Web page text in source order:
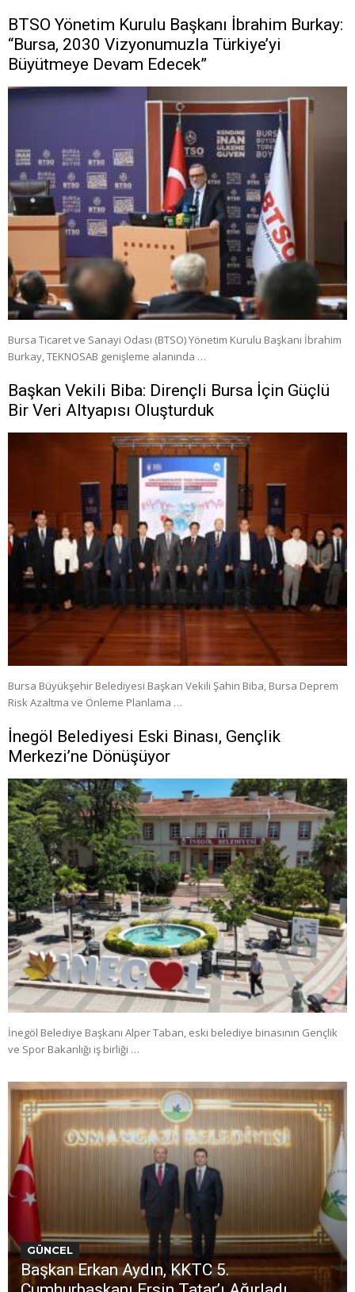
BTSO Yönetim Kurulu Başkanı İbrahim Burkay:
“Bursa, 2030 Vizyonumuzla Türkiye’yi
Büyütmeye Devam Edecek”
Bursa Ticaret ve Sanayi Odası (BTSO) Yönetim Kurulu Başkanı İbrahim
Burkay, TEKNOSAB genişleme alanında …
Başkan Vekili Biba: Dirençli Bursa İçin Güçlü
Bir Veri Altyapısı Oluşturduk
Bursa Büyükşehir Belediyesi Başkan Vekili Şahin Biba, Bursa Deprem
Risk Azaltma ve Önleme Planlama …
İnegöl Belediyesi Eski Binası, Gençlik
Merkezi’ne Dönüşüyor
İnegöl Belediye Başkanı Alper Taban, eski belediye binasının Gençlik
ve Spor Bakanlığı iş birliği …
GÜNCEL
Başkan Erkan Aydın, KKTC 5.